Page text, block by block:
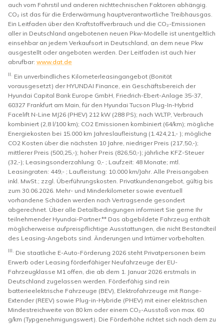
auch vom Fahrstil und anderen nichttechnischen Faktoren abhängig.
CO₂ ist das für die Erderwärmung hauptverantwortliche Treibhausgas.
Ein Leitfaden über den Kraftstoffverbrauch und die CO₂-Emissionen
aller in Deutschland angebotenen neuen Pkw-Modelle ist unentgeltlich
einsehbar an jedem Verkaufsort in Deutschland, an dem neue Pkw
ausgestellt oder angeboten werden. Der Leitfaden ist auch hier
abrufbar: www.dat.de
II.
Ein unverbindliches Kilometerleasingangebot (Bonität
vorausgesetzt) der HYUNDAI Finance, ein Geschäftsbereich der
Hyundai Capital Bank Europe GmbH, Friedrich-Ebert-Anlage 35-37,
60327 Frankfurt am Main, für den Hyundai Tucson Plug-In-Hybrid
Facelift N-Line MJ26 (PHEV) 212 kW (288 PS); nach WLTP, Verbrauch
kombiniert (2,8 l/100 km); CO2 Emissionen kombiniert (64/km); mögliche
Energiekosten bei 15.000 km Jahreslaufleistung (1.424,21,- ); mögliche
CO2 Kosten über die nächsten 10 Jahre, niedriger Preis (217,50,-);
mittlerer Preis (500,25,-); hoher Preis (826,50,-); jährliche KFZ-Steuer
(32,-); Leasingsonderzahlung: 0,- ; Laufzeit: 48 Monate; mtl.
Leasingraten: 449,- ; Laufleistung: 10.000 km/Jahr. Alle Preisangaben
inkl. MwSt.; zzgl. Überführungskosten. Privatkundenangebot, gültig bis
zum 30.06.2026. Mehr- und Minderkilometer sowie eventuell
vorhandene Schäden werden nach Vertragsende gesondert
abgerechnet. Über alle Detailbedingungen informiert Sie gerne Ihr
teilnehmender Hyundai-Partner.** Das abgebildete Fahrzeug enthält
möglicherweise aufpreispflichtige Ausstattungen, die nicht Bestandteil
des Leasing-Angebots sind. Änderungen und Irrtümer vorbehalten.
III.
Die staatliche E-Auto-Förderung 2026 steht Privatpersonen beim
Erwerb oder Leasing förderfähiger Neufahrzeuge der EU-
Fahrzeugklasse M1 offen, die ab dem 1. Januar 2026 erstmals in
Deutschland zugelassen werden. Förderfähig sind rein
batterieelektrische Fahrzeuge (BEV), Elektrofahrzeuge mit Range-
Extender (REEV) sowie Plug-in-Hybride (PHEV) mit einer elektrischen
Mindestreichweite von 80 km oder einem CO₂-Ausstoß von max. 60
g/km (Typgenehmigungswert). Die Förderhöhe richtet sich nach dem zu